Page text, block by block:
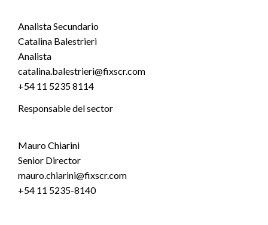
Analista Secundario
Catalina Balestrieri
Analista
catalina.balestrieri@fixscr.com
+54 11 5235 8114
Responsable del sector
Mauro Chiarini
Senior Director
mauro.chiarini@fixscr.com
+54 11 5235-8140